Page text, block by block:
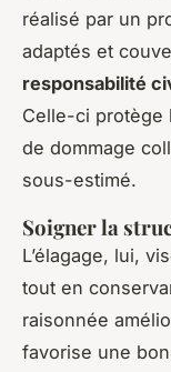
réalisé par un
adaptés et
responsabilité
Celle-ci protège
de dommage
sous-estimé.
Soigner la
L’élagage, lui,
tout en
raisonnée
favorise une